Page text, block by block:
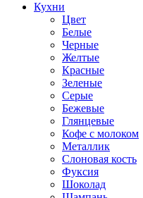
Кухни
Цвет
Белые
Черные
Желтые
Красные
Зеленые
Серые
Бежевые
Глянцевые
Кофе с молоком
Металлик
Слоновая кость
Фуксия
Шоколад